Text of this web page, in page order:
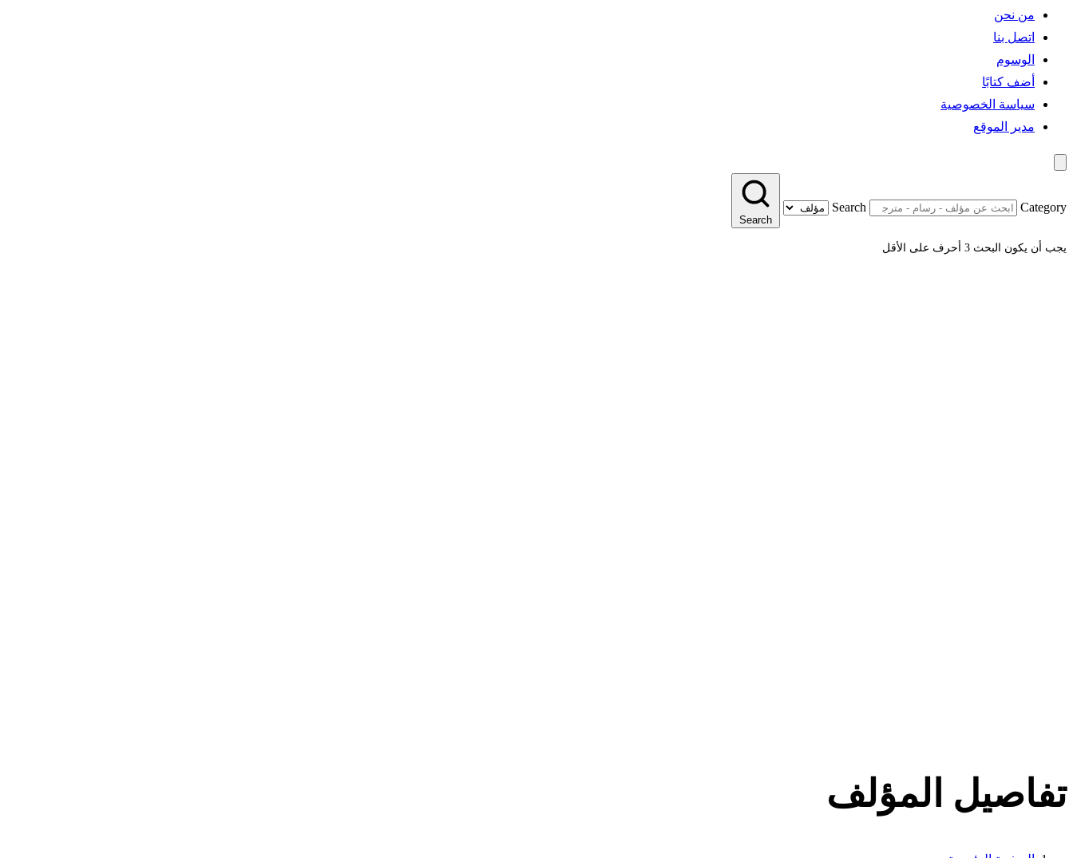
من نحن
اتصل بنا
الوسوم
أضف كتابًا
سياسة الخصوصية
مدير الموقع
Search Category
Search
يجب أن يكون البحث 3 أحرف على الأقل
تفاصيل المؤلف